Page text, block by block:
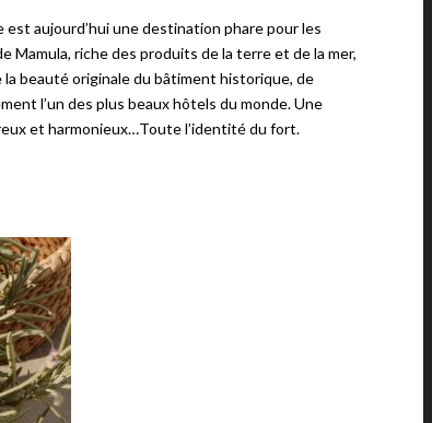
aujourd’hui une destination phare pour les
riche des produits de la terre et de la mer,
beauté originale du bâtiment historique, de
l’un des plus beaux hôtels du monde. Une
et harmonieux…Toute l’identité du fort.